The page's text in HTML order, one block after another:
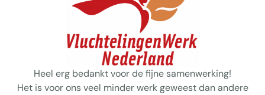
Heel erg bedankt voor de fijne samenwerking!
Het is voor ons veel minder werk geweest dan andere